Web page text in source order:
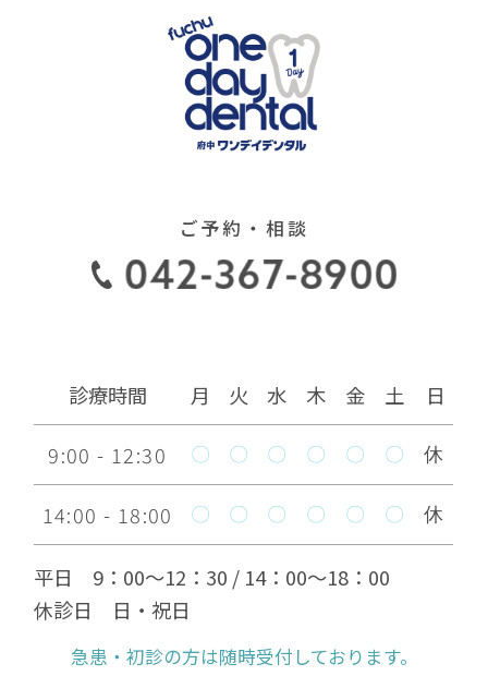
ご予約・相談
診療時間 月 火 水 木 金 土 日
9:00 - 12:30 〇 〇 〇 〇 〇 〇 休
14:00 - 18:00 〇 〇 〇 〇 〇 〇 休
平日 9：00～12：30 / 14：00～18：00
休診日 日・祝日
急患・初診の方は随時受付しております。